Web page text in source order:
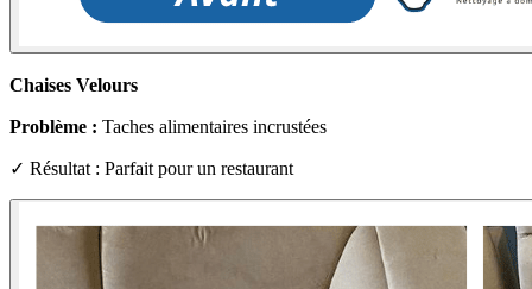
Chaises Velours
Problème : Taches alimentaires incrustées
✓ Résultat : Parfait pour un restaurant